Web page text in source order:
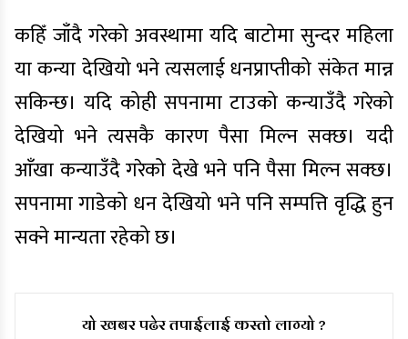
कहिँ जाँदै गरेको अवस्थामा यदि बाटोमा सुन्दर महिला
या कन्या देखियो भने त्यसलाई धनप्राप्तीको संकेत मान्न
सकिन्छ। यदि कोही सपनामा टाउको कन्याउँदै गरेको
देखियो भने त्यसकै कारण पैसा मिल्न सक्छ। यदी
आँखा कन्याउँदै गरेको देखे भने पनि पैसा मिल्न सक्छ।
सपनामा गाडेको धन देखियो भने पनि सम्पत्ति वृद्धि हुन
सक्ने मान्यता रहेको छ।
यो खबर पढेर तपाईलाई कस्तो लाग्यो ?